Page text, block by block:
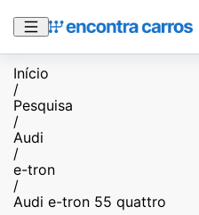
Início
/
Pesquisa
/
Audi
/
e-tron
/
Audi e-tron 55 quattro